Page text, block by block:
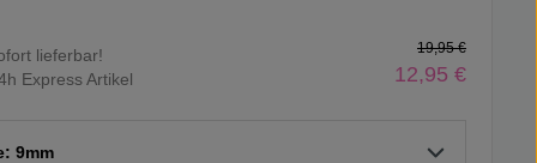
lieferbar!
Express Artikel
12,95 €
19,95 €
9mm